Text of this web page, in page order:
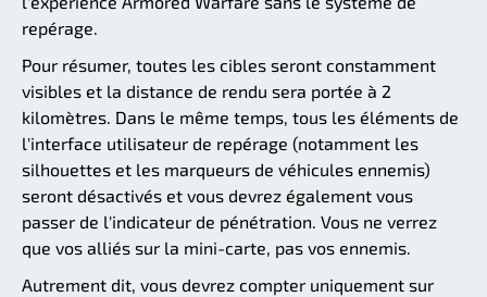
repérage.
Pour résumer, toutes les cibles seront constamment
visibles et la distance de rendu sera portée à 2
kilomètres. Dans le même temps, tous les éléments de
l'interface utilisateur de repérage (notamment les
silhouettes et les marqueurs de véhicules ennemis)
seront désactivés et vous devrez également vous
passer de l'indicateur de pénétration. Vous ne verrez
que vos alliés sur la mini-carte, pas vos ennemis.
Autrement dit, vous devrez compter uniquement sur